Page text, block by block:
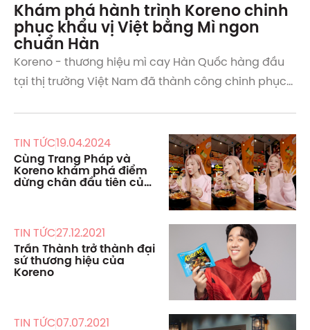
Khám phá hành trình Koreno chinh
phục khẩu vị Việt bằng Mì ngon
chuẩn Hàn
Koreno - thương hiệu mì cay Hàn Quốc hàng đầu
tại thị trường Việt Nam đã thành công chinh phục
TIN TỨC19.04.2024
Cùng Trang Pháp và
Koreno khám phá điểm
dừng chân đầu tiên của
TIN TỨC27.12.2021
Trấn Thành trở thành đại
sứ thương hiệu của
Koreno
TIN TỨC07.07.2021